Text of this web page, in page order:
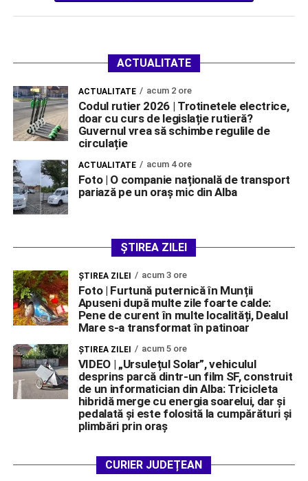
ACTUALITATE
ACTUALITATE acum 2 ore
Codul rutier 2026 | Trotinetele electrice,
doar cu curs de legislație rutieră?
Guvernul vrea să schimbe regulile de
circulație
ACTUALITATE acum 4 ore
Foto | O companie națională de transport
pariază pe un oraș mic din Alba
ȘTIREA ZILEI
ŞTIREA ZILEI acum 3 ore
Foto | Furtună puternică în Munții
Apuseni după multe zile foarte calde:
Pene de curent în multe localități, Dealul
Mare s-a transformat în patinoar
ŞTIREA ZILEI acum 5 ore
VIDEO | „Ursulețul Solar”, vehiculul
desprins parcă dintr-un film SF, construit
de un informatician din Alba: Tricicleta
hibridă merge cu energia soarelui, dar și
pedalată și este folosită la cumpărături și
plimbări prin oraș
CURIER JUDEȚEAN